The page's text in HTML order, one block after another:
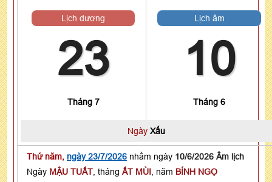
Lịch dương
23
Tháng 7
Lịch âm
10
Tháng 6
Ngày Xấu
Thứ năm, ngày 23/7/2026 nhằm ngày 10/6/2026 Âm lịch
Ngày MẬU TUẤT , tháng ẤT MÙI , năm BÍNH NGỌ